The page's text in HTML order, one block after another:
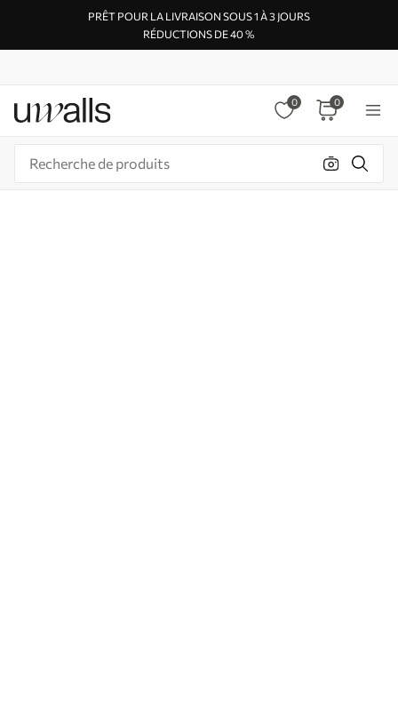
PRÊT POUR LA LIVRAISON SOUS 1 À 3 JOURS
RÉDUCTIONS DE 40 %
0 0